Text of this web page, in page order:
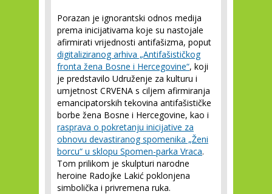
Porazan je ignorantski odnos medija
prema inicijativama koje su nastojale
afirmirati vrijednosti antifašizma, poput
digitaliziranog arhiva „Antifašističkog
fronta žena Bosne i Hercegovine“, koji
je predstavilo Udruženje za kulturu i
umjetnost CRVENA s ciljem afirmiranja
emancipatorskih tekovina antifašističke
borbe žena Bosne i Hercegovine, kao i
rasprava o pokretanju inicijative za
obnovu devastiranog spomenika „Ženi
borcu“ u sklopu Spomen-parka Vraca.
Tom prilikom je skulpturi narodne
heroine Radojke Lakić poklonjena
simbolička i privremena ruka.